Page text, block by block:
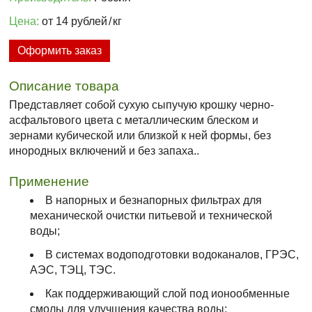
Цена: от 14 рублей /кг
Оформить заказ
Описание товара
Представляет собой сухую сыпучую крошку черно-
асфальтового цвета с металлическим блеском и
зернами кубической или близкой к ней формы, без
инородных включений и без запаха..
Применение
В напорных и безнапорных фильтрах для
механической очистки питьевой и технической
воды;
В системах водоподготовки водоканалов, ГРЭС,
АЭС, ТЭЦ, ТЭС.
Как поддерживающий слой под ионообменные
смолы для улучшения качества воды;